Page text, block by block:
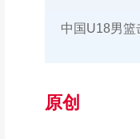
原创